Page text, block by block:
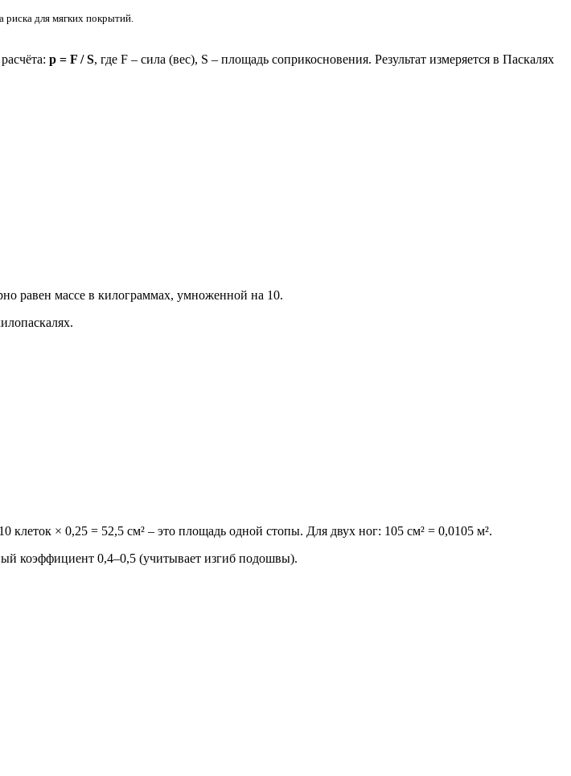
для мягких покрытий.
p = F / S, где F – сила (вес), S – площадь соприкосновения. Результат измеряется в Паскалях
равен массе в килограммах, умноженной на 10.
× 0,25 = 52,5 см² – это площадь одной стопы. Для двух ног: 105 см² = 0,0105 м².
коэффициент 0,4–0,5 (учитывает изгиб подошвы).